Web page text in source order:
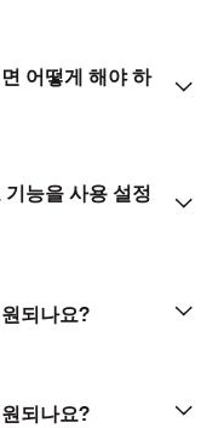
어떻게 해야 하
능을 사용 설정
되나요?
되나요?